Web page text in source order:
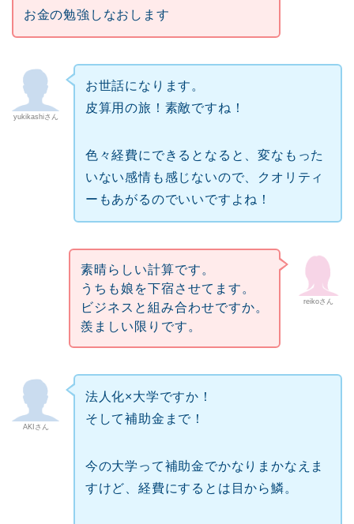
お金の勉強しなおします
yukikashiさん
お世話になります。
皮算用の旅！素敵ですね！
色々経費にできるとなると、変なもった
いない感情も感じないので、クオリティ
ーもあがるのでいいですよね！
reikoさん
素晴らしい計算です。
うちも娘を下宿させてます。
ビジネスと組み合わせですか。
羨ましい限りです。
AKIさん
法人化×大学ですか！
そして補助金まで！
今の大学って補助金でかなりまかなえま
すけど、経費にするとは目から鱗。